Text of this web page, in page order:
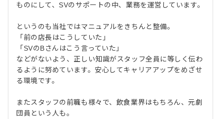
ものにして、SVのサポートの中、業務を運営しています。
というのも当社ではマニュアルをきちんと整備。
「前の店長はこうしていた」
「SVのBさんはこう言っていた」
などがないよう、正しい知識がスタッフ全員に等しく伝わ
るように努めています。安心してキャリアアップをめざせ
る環境です。
またスタッフの前職も様々で、飲食業界はもちろん、元劇
団員という人も。